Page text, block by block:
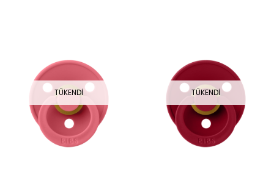
TÜKENDI TÜKENDI